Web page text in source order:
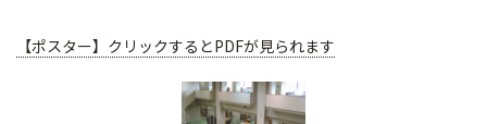
【ポスター】クリックするとPDFが見られます